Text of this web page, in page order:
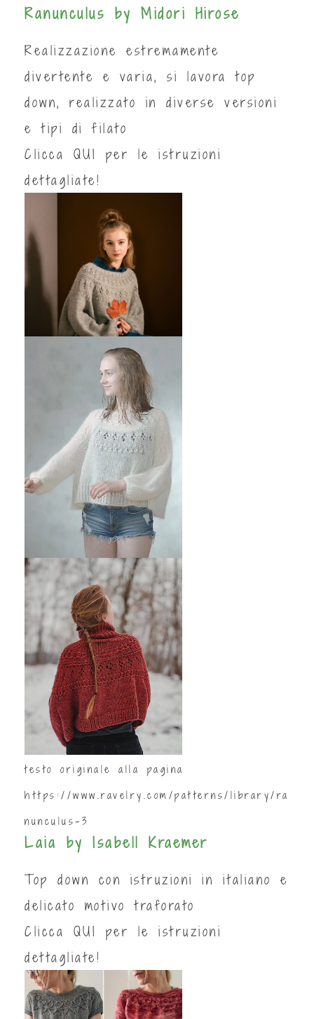
Ranunculus by Midori Hirose
Realizzazione estremamente
divertente e varia, si lavora top
down, realizzato in diverse versioni
e tipi di filato
Clicca QUI
per le istruzioni
dettagliate!
testo originale alla pagina
https://www.ravelry.com/patterns/library/ra
nunculus-3
Laia by Isabell Kraemer
Top down con istruzioni in italiano e
delicato motivo traforato
Clicca QUI
per le istruzioni
dettagliate!